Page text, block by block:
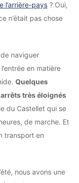
l’arrière-pays ? Oui,
n’était pas chose
naviguer
en matière
Quelques
arrêts très éloignés
du Castellet qui se
de marche. Et
transport en
nous avons une